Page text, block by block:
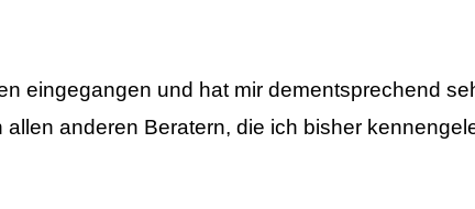
eingegangen und hat mir dementsprechend
anderen Beratern, die ich bisher